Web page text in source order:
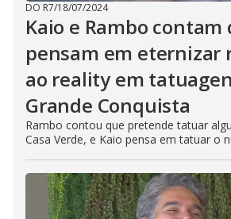
DO R7/18/07/2024
Kaio e Rambo contam
pensam em eternizar
ao reality em
Grande Conquista
Rambo contou que pretende tatuar
Casa Verde, e Kaio pensa em tatuar o